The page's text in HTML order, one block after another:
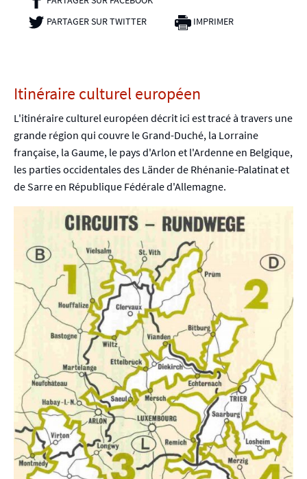
PARTAGER SUR TWITTER- NOUVELLE FENÊTRE
IMPRIMER
Itinéraire culturel européen
L'itinéraire culturel européen décrit ici est tracé à travers une
grande région qui couvre le Grand-Duché, la Lorraine
française, la Gaume, le pays d'Arlon et l'Ardenne en Belgique,
les parties occidentales des Länder de Rhénanie-Palatinat et
de Sarre en République Fédérale d'Allemagne.